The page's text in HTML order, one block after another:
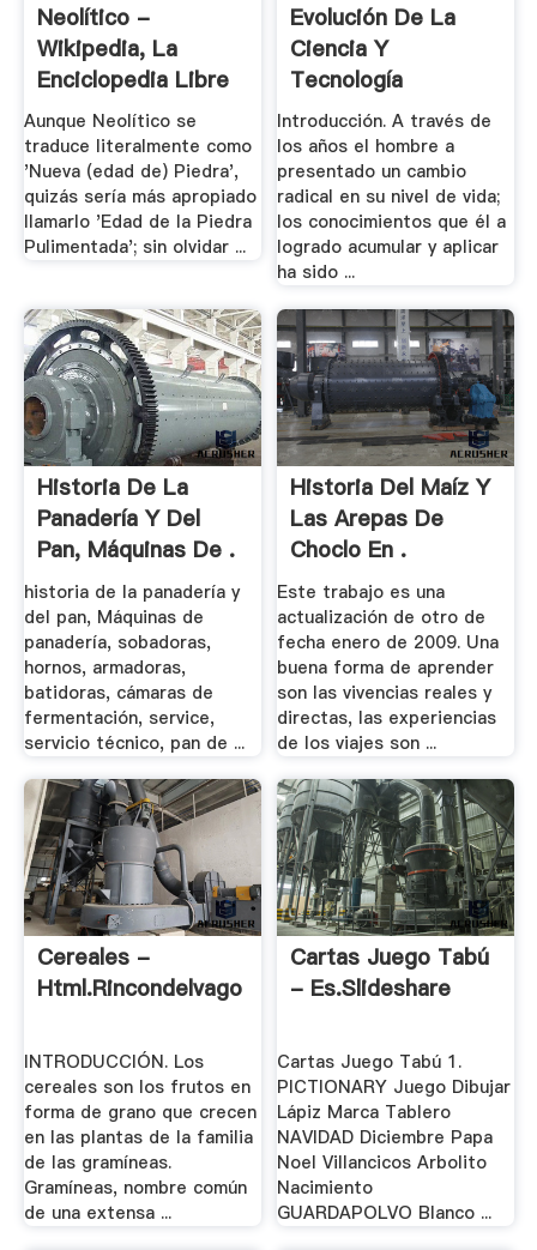
Neolítico -
Wikipedia, La
Enciclopedia Libre
Aunque Neolítico se
traduce literalmente como
'Nueva (edad de) Piedra',
quizás sería más apropiado
llamarlo 'Edad de la Piedra
Pulimentada'; sin olvidar ...
Evolución De La
Ciencia Y
Tecnología
Introducción. A través de
los años el hombre a
presentado un cambio
radical en su nivel de vida;
los conocimientos que él a
logrado acumular y aplicar
ha sido ...
Historia De La
Panadería Y Del
Pan, Máquinas De .
historia de la panadería y
del pan, Máquinas de
panadería, sobadoras,
hornos, armadoras,
batidoras, cámaras de
fermentación, service,
servicio técnico, pan de ...
Historia Del Maíz Y
Las Arepas De
Choclo En .
Este trabajo es una
actualización de otro de
fecha enero de 2009. Una
buena forma de aprender
son las vivencias reales y
directas, las experiencias
de los viajes son ...
Cereales -
Html.rincondelvago
INTRODUCCIÓN. Los
cereales son los frutos en
forma de grano que crecen
en las plantas de la familia
de las gramíneas.
Gramíneas, nombre común
de una extensa ...
Cartas Juego Tabú
- Es.slideshare
Cartas Juego Tabú 1.
PICTIONARY Juego Dibujar
Lápiz Marca Tablero
NAVIDAD Diciembre Papa
Noel Villancicos Arbolito
Nacimiento
GUARDAPOLVO Blanco ...